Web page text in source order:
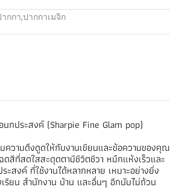
กกา,ปากกาเมจิก
นกประสงค์ (Sharpie Fine Glam pop)
ความดึงดูดให้กับงานเขียนและข้อความของคุณ
ดสีที่สดใสสะดุดตามีชีวิตชีวา หมึกแห้งเร็วและ
ะสงค์ ที่ใช้งานได้หลากหลาย เหมาะอย่างยิ่ง
เรียน สำนักงาน บ้าน และอื่นๆ อีกนับไม่ถ้วน